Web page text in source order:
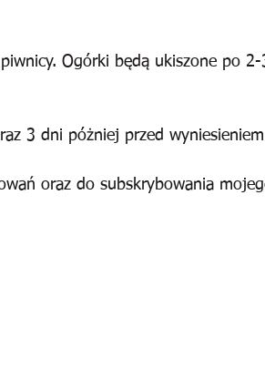
Ogórki będą ukiszone po
3 dni póżniej przed
oraz do subskrybowania